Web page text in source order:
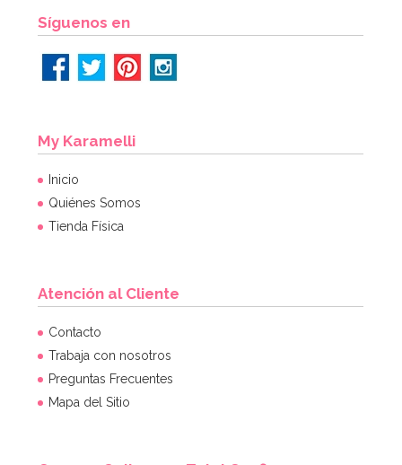
Síguenos en
My Karamelli
Inicio
Quiénes Somos
Tienda Física
Atención al Cliente
Contacto
Trabaja con nosotros
Preguntas Frecuentes
Mapa del Sitio